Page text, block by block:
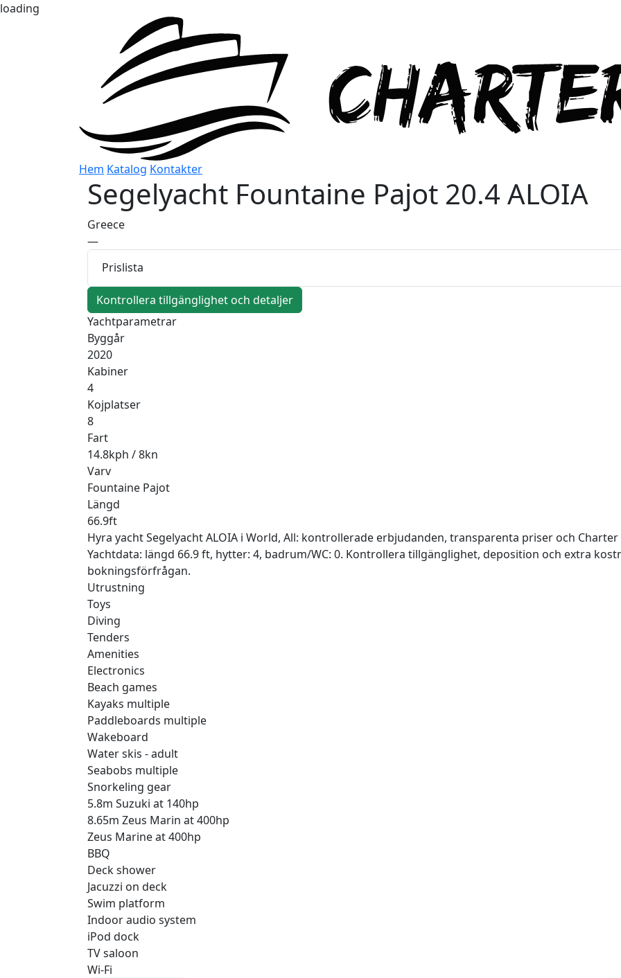
loading
Hem Katalog Kontakter
Segelyacht Fountaine Pajot 20.4 ALOIA
Greece
—
Prislista
Kontrollera tillgänglighet och detaljer
Yachtparametrar
Byggår
2020
Kabiner
4
Kojplatser
8
Fart
14.8kph / 8kn
Varv
Fountaine Pajot
Längd
66.9ft
Hyra yacht Segelyacht ALOIA i World, All: kontrollerade erbjudanden, transparenta priser och
Yachtdata: längd 66.9 ft, hytter: 4, badrum/WC: 0. Kontrollera tillgänglighet, deposition och extra
bokningsförfrågan.
Utrustning
Toys
Diving
Tenders
Amenities
Electronics
Beach games
Kayaks multiple
Paddleboards multiple
Wakeboard
Water skis - adult
Seabobs multiple
Snorkeling gear
5.8m Suzuki at 140hp
8.65m Zeus Marin at 400hp
Zeus Marine at 400hp
BBQ
Deck shower
Jacuzzi on deck
Swim platform
Indoor audio system
iPod dock
TV saloon
Wi-Fi